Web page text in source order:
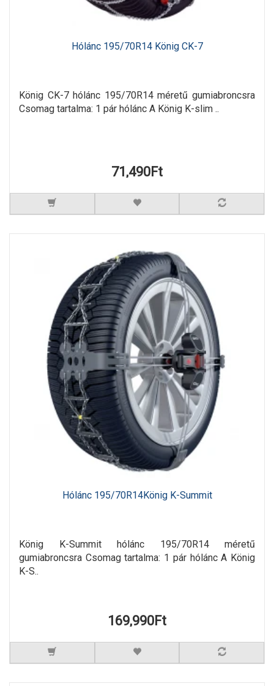
Hólánc 195/70R14 König CK-7
König CK-7 hólánc 195/70R14 méretű gumiabroncsra
Csomag tartalma: 1 pár hólánc A König K-slim ..
71,490Ft
Hólánc 195/70R14König K-Summit
König K-Summit hólánc 195/70R14 méretű
gumiabroncsra Csomag tartalma: 1 pár hólánc A König
K-S..
169,990Ft